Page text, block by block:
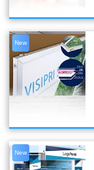
New
New